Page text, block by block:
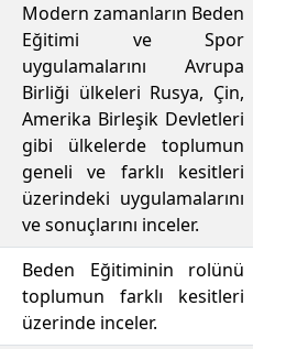
Modern zamanların Beden
Eğitimi ve Spor
uygulamalarını Avrupa
Birliği ülkeleri Rusya, Çin,
Amerika Birleşik Devletleri
gibi ülkelerde toplumun
geneli ve farklı kesitleri
üzerindeki uygulamalarını
ve sonuçlarını inceler.
Beden Eğitiminin rolünü
toplumun farklı kesitleri
üzerinde inceler.